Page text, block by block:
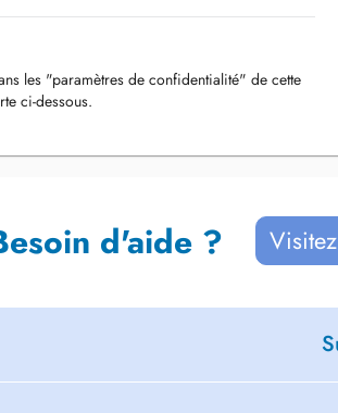
les "paramètres de confidentialité" de cette
ci-dessous.
d'aide ?